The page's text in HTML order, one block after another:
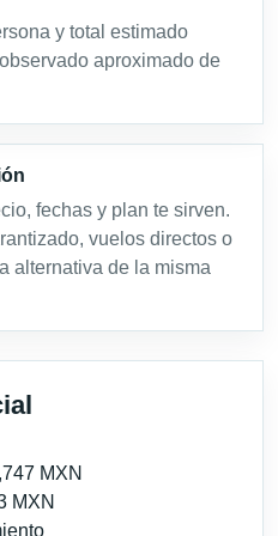
y total estimado
aproximado de
fechas y plan te sirven.
vuelos directos o
alternativa de la misma
MXN
MXN